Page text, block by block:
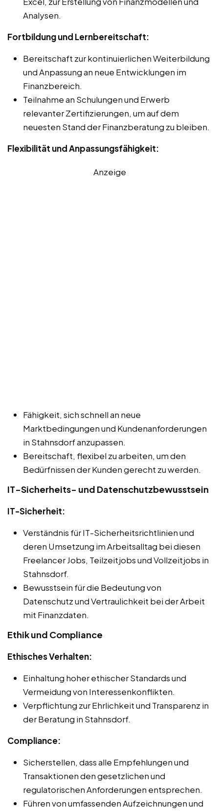
Analysen.
Fortbildung und Lernbereitschaft:
Bereitschaft zur kontinuierlichen Weiterbildung
und Anpassung an neue Entwicklungen im
Finanzbereich.
Teilnahme an Schulungen und Erwerb
relevanter Zertifizierungen, um auf dem
neuesten Stand der Finanzberatung zu bleiben.
Flexibilität und Anpassungsfähigkeit:
Anzeige
Fähigkeit, sich schnell an neue
Marktbedingungen und Kundenanforderungen
in Stahnsdorf anzupassen.
Bereitschaft, flexibel zu arbeiten, um den
Bedürfnissen der Kunden gerecht zu werden.
IT-Sicherheits- und Datenschutzbewusstsein
IT-Sicherheit:
Verständnis für IT-Sicherheitsrichtlinien und
deren Umsetzung im Arbeitsalltag bei diesen
Freelancer Jobs, Teilzeitjobs und Vollzeitjobs in
Stahnsdorf.
Bewusstsein für die Bedeutung von
Datenschutz und Vertraulichkeit bei der Arbeit
mit Finanzdaten.
Ethik und Compliance
Ethisches Verhalten:
Einhaltung hoher ethischer Standards und
Vermeidung von Interessenkonflikten.
Verpflichtung zur Ehrlichkeit und Transparenz in
der Beratung in Stahnsdorf.
Compliance:
Sicherstellen, dass alle Empfehlungen und
Transaktionen den gesetzlichen und
regulatorischen Anforderungen entsprechen.
Führen von umfassenden Aufzeichnungen und